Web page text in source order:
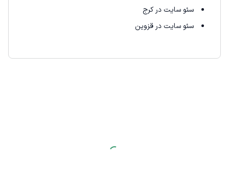
سئو سایت در کرج
سئو سایت در قزوین